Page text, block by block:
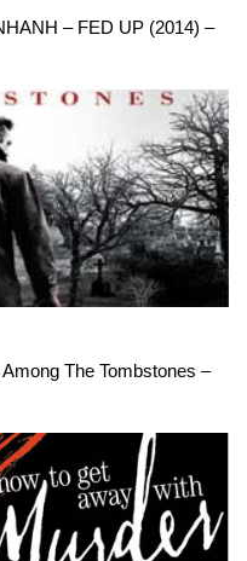
– FED UP (2014) –
The Tombstones –